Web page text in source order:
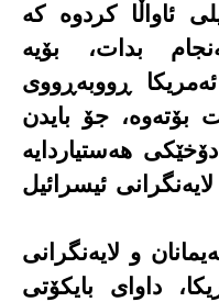
ئاواڵا کردوە کە
بدات، بۆیە
ڕووبەڕووی
جۆ بایدن
هەستیاردایە
ئیسرائیل
و لایەنگرانی
داوای بایکۆتی